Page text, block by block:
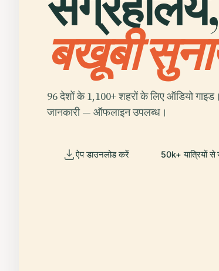
बखूबी
96 देशों के 1,100+ शहरों के लिए ऑडियो
जानकारी — ऑफलाइन उपलब्ध।
ऐप डाउनलोड करें 50k+ यात्रियों